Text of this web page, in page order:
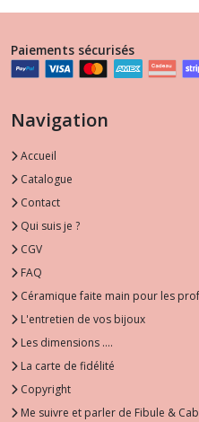
Paiements sécurisés
Navigation
Accueil
Catalogue
Contact
Qui suis je ?
CGV
FAQ
Céramique faite main pour les
L'entretien de vos bijoux
Les dimensions ....
La carte de fidélité
Copyright
Me suivre et parler de Fibule &